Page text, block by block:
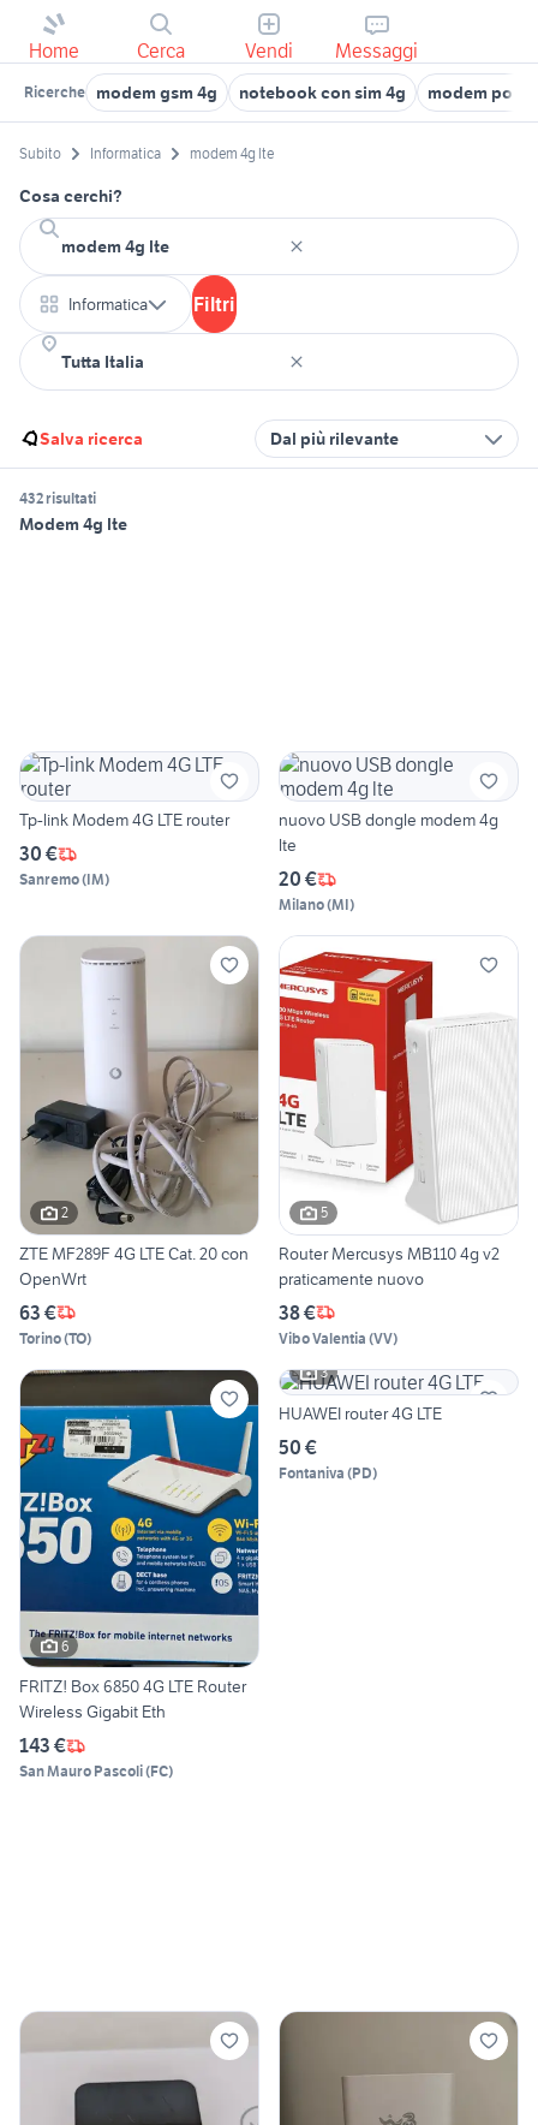
Home Cerca Vendi Messaggi
Ricerche modem gsm 4g notebook con sim 4g modem
Subito Informatica modem 4g lte
Cosa cerchi?
Informatica Filtri
Salva ricerca Dal più rilevante
432 risultati
Modem 4g lte
Tp-link Modem 4G LTE router
30 €
Sanremo(IM)
nuovo USB dongle modem 4g
lte
20 €
Milano(MI)
2
ZTE MF289F 4G LTE Cat. 20 con
OpenWrt
63 €
Torino(TO)
5
Router Mercusys MB110 4g v2
praticamente nuovo
38 €
Vibo Valentia (VV)
6
FRITZ! Box 6850 4G LTE Router
Wireless Gigabit Eth
143 €
San Mauro Pascoli(FC)
3
HUAWEI router 4G LTE
50 €
Fontaniva (PD)